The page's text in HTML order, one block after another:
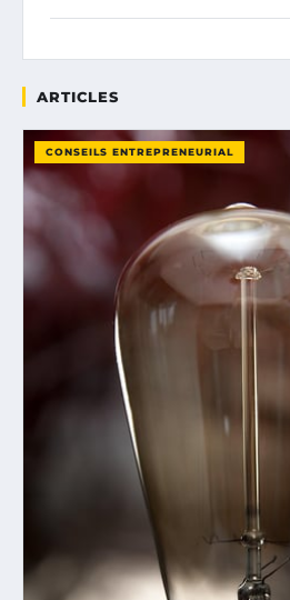
ARTICLES
CONSEILS ENTREPRENEURIAL